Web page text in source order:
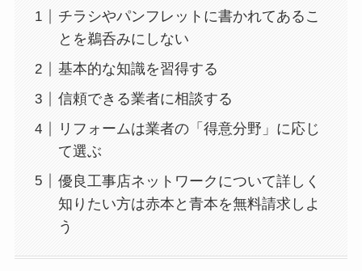
チラシやパンフレットに書かれてあるこ
とを鵜呑みにしない
基本的な知識を習得する
信頼できる業者に相談する
リフォームは業者の「得意分野」に応じ
て選ぶ
優良工事店ネットワークについて詳しく
知りたい方は赤本と青本を無料請求しよ
う